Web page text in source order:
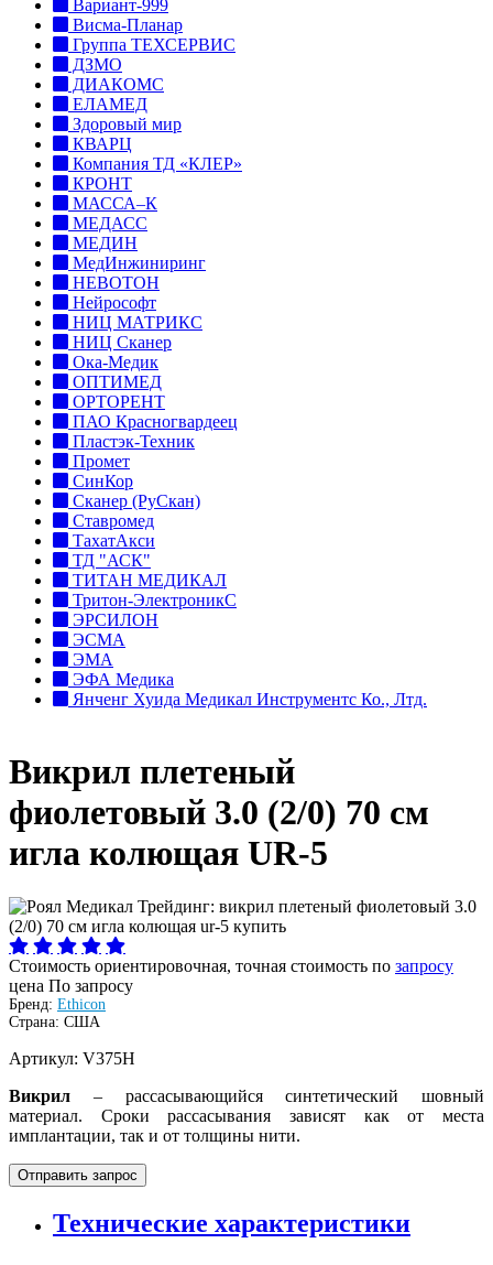
Вариант-999
Висма-Планар
Группа ТЕХСЕРВИС
ДЗМО
ДИАКОМС
ЕЛАМЕД
Здоровый мир
КВАРЦ
Компания ТД «КЛЕР»
КРОНТ
МАССА–К
МЕДАСС
МЕДИН
МедИнжиниринг
НЕВОТОН
Нейрософт
НИЦ МАТРИКС
НИЦ Сканер
Ока-Медик
ОПТИМЕД
ОРТОРЕНТ
ПАО Красногвардеец
Пластэк-Техник
Промет
СинКор
Сканер (РуСкан)
Ставромед
ТахатАкси
ТД "АСК"
ТИТАН МЕДИКАЛ
Тритон-ЭлектроникС
ЭРСИЛОН
ЭСМА
ЭМА
ЭФА Медика
Янченг Хуида Медикал Инструментс Ко., Лтд.
Викрил плетеный
фиолетовый 3.0 (2/0) 70 см
игла колющая UR-5
Стоимость ориентировочная, точная стоимость по запросу
цена По запросу
Бренд: Ethicon
Страна: США
Артикул: V375H
Викрил – рассасывающийся синтетический шовный
материал. Сроки рассасывания зависят как от места
имплантации, так и от толщины нити.
Отправить запрос
Технические характеристики